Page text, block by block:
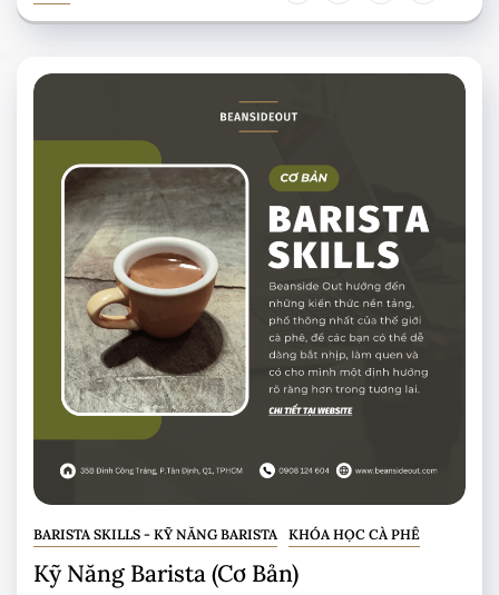
BARISTA SKILLS - KỸ NĂNG BARISTA KHÓA HỌC CÀ PHÊ
Kỹ Năng Barista (Cơ Bản)